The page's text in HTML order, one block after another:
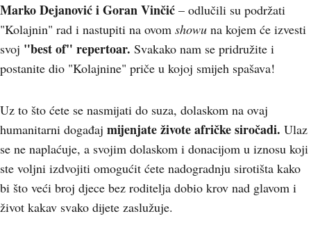
Marko Dejanović i Goran Vinčić – odlučili su podržati
"Kolajnin" rad i nastupiti na ovom showu na kojem će izvesti
svoj "best of" repertoar. Svakako nam se pridružite i
postanite dio "Kolajnine" priče u kojoj smijeh spašava!
Uz to što ćete se nasmijati do suza, dolaskom na ovaj
humanitarni događaj mijenjate živote afričke siročadi. Ulaz
se ne naplaćuje, a svojim dolaskom i donacijom u iznosu koji
ste voljni izdvojiti omogućit ćete nadogradnju sirotišta kako
bi što veći broj djece bez roditelja dobio krov nad glavom i
život kakav svako dijete zaslužuje.